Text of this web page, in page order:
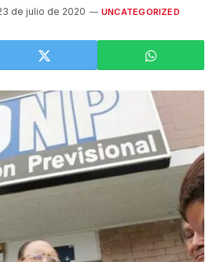
de julio de 2020 UNCATEGORIZED